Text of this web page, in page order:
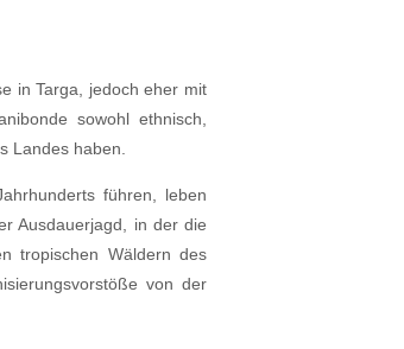
in Targa, jedoch eher mit
sowohl ethnisch,
Landes haben.
führen, leben
Ausdauerjagd, in der die
tropischen Wäldern des
von der